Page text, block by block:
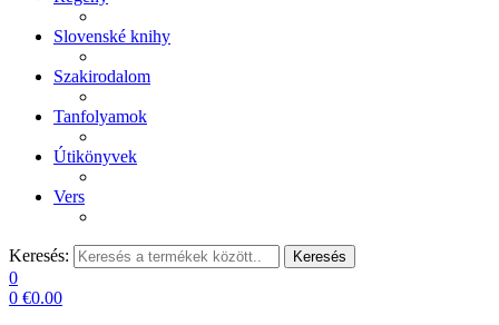
Slovenské knihy
Szakirodalom
Tanfolyamok
Útikönyvek
Vers
Keresés: Keresés
0
0 €0.00